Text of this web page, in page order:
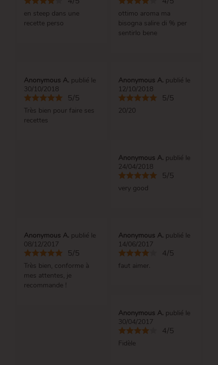
en steep dans une
recette perso
ottimo aroma ma
bisogna salire di % per
sentirlo bene
Anonymous A. publié le
30/10/2018
5/5
Très bien pour faire ses
recettes
Anonymous A. publié le
12/10/2018
5/5
20/20
Anonymous A. publié le
24/04/2018
5/5
very good
Anonymous A. publié le
08/12/2017
5/5
Très bien, conforme à
mes attentes, je
recommande !
Anonymous A. publié le
14/06/2017
4/5
faut aimer.
Anonymous A. publié le
30/04/2017
4/5
Fidèle